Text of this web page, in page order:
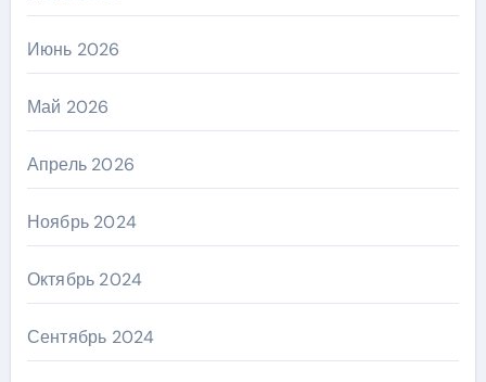
Июнь 2026
Май 2026
Апрель 2026
Ноябрь 2024
Октябрь 2024
Сентябрь 2024